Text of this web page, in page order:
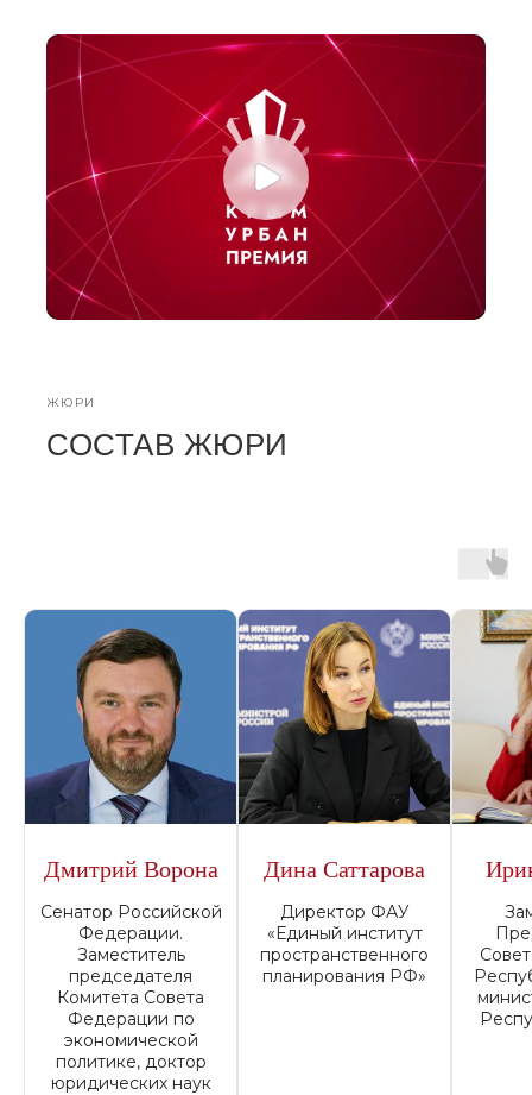
ЖЮРИ
СОСТАВ ЖЮРИ
Дмитрий Ворона
Сенатор Российской
Федерации.
Заместитель
председателя
Комитета Совета
Федерации по
экономической
политике, доктор
юридических наук
Дина Саттарова
Директор ФАУ
«Единый институт
пространственного
планирования РФ»